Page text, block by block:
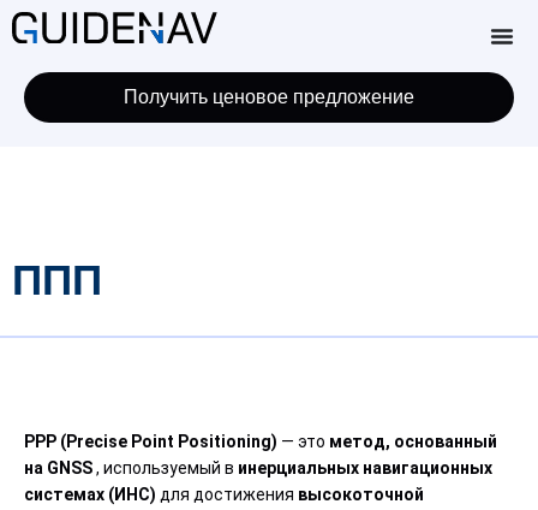
Получить ценовое предложение
ППП
PPP (Precise Point Positioning) — это метод, основанный
на GNSS, используемый в инерциальных навигационных
системах (ИНС) для достижения высокоточной